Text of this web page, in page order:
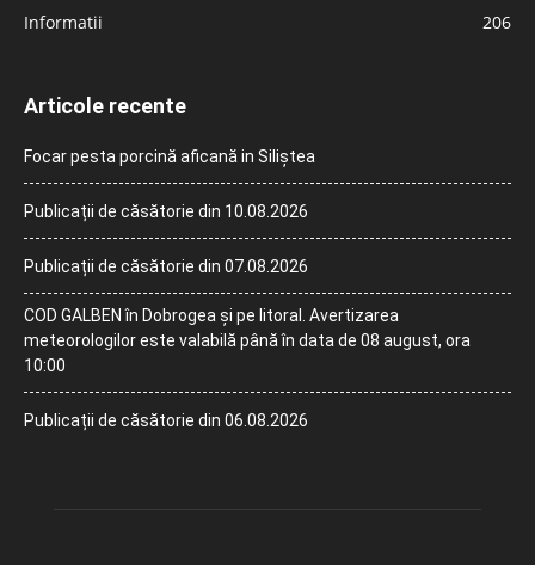
Informatii
206
Articole recente
Focar pesta porcină aficană in Siliștea
Publicații de căsătorie din 10.08.2026
Publicații de căsătorie din 07.08.2026
COD GALBEN în Dobrogea și pe litoral. Avertizarea
meteorologilor este valabilă până în data de 08 august, ora
10:00
Publicații de căsătorie din 06.08.2026